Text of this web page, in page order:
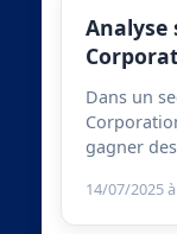
Analyse
Dans un
gagner
14/07/2025